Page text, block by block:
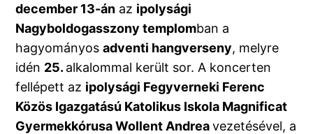
december 13-án az ipolysági
Nagyboldogasszony templomban a
hagyományosadventi hangverseny, melyre
idén 25. alkalommal került sor. A koncerten
fellépett az ipolysági Fegyverneki Ferenc
Közös Igazgatású Katolikus Iskola Magnificat
Gyermekkórusa Wollent Andreavezetésével, a